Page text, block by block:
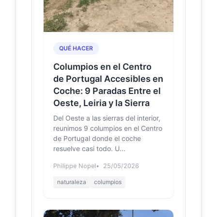
meio rural ag...
Lagoa de
Febres -
Cantanhede |
All About
Portugal
allaboutportugal.pt
A lagoon located in a pleasant area
with much vegetation. A calm place,
ideal for strolling.
Gândara:
A Lagoa
dos
Coadiçais
Janeiro
visoesdagandara.blogspot.com
QUÉ HACER
Columpios en el Centro
de Portugal Accesibles en
Coche: 9 Paradas Entre el
Oeste, Leiria y la Sierra
Del Oeste a las sierras del interior,
reunimos 9 columpios en el Centro
de Portugal donde el coche
resuelve casi todo. U...
Philippe Nopel 25/05/2026
naturaleza columpios